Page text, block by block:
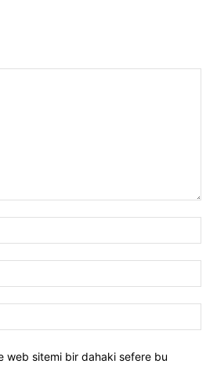
web sitemi bir dahaki sefere bu